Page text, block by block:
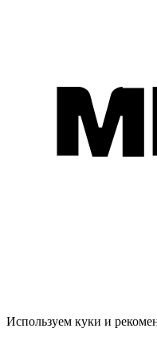
Используем куки и